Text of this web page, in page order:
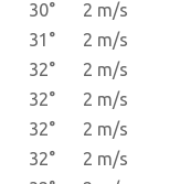
30°
2 m/s
31°
2 m/s
32°
2 m/s
32°
2 m/s
32°
2 m/s
32°
2 m/s